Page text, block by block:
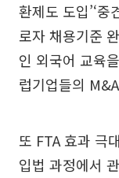
환제도 도입’‘
로자 채용기준
인 외국어 교육
럽기업들의
또 FTA 효과 극
입법 과정에서